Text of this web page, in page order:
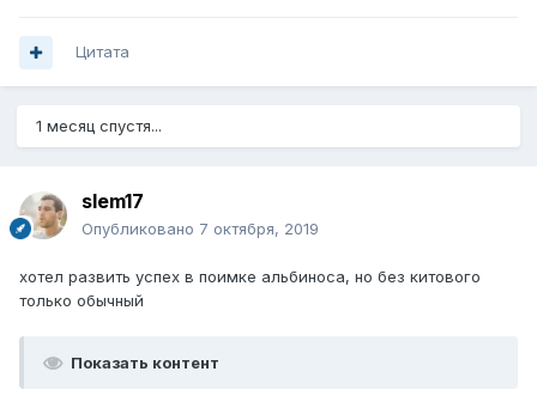
Цитата
1 месяц спустя...
slem17
Опубликовано 7 октября, 2019
хотел развить успех в поимке альбиноса, но без китового
только обычный
Показать контент